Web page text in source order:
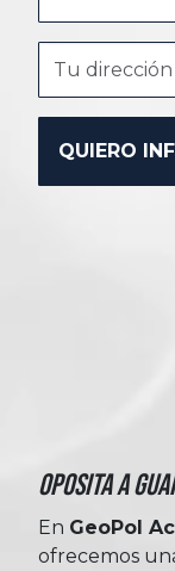
Oposita a
En GeoPol
ofrecemos